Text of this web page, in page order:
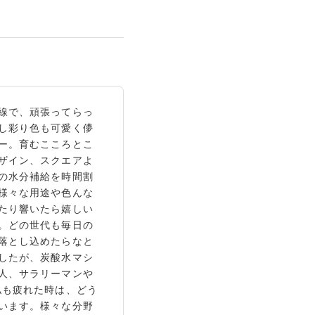
で、頑張ってらっ
彩り色も可愛く儚
。育むこころとこ
イン、スクエアよ
水分補給を時間割
々な用途や色んな
り響いたら嬉しい
どの世代も毎日の
とし込めたらなと
たが、炭酸水マシ
、サラリーマンや
疲れた時は、どう
ます。様々な分野